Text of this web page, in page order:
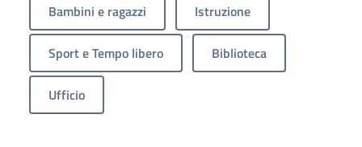
Bambini e ragazzi Istruzione
Sport e Tempo libero Biblioteca
Ufficio